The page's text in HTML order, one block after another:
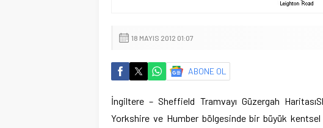
18 MAYIS 2012 01:07
ABONE OL
İngiltere – Sheffield Tramvayı Güzergah Haritası
Yorkshire ve Humber bölgesinde bir büyük